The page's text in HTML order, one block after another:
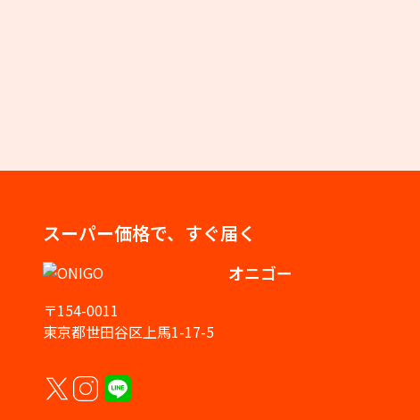
スーパー価格で、すぐ届く
オニゴー
〒154-0011
東京都世田谷区上馬1-17-5